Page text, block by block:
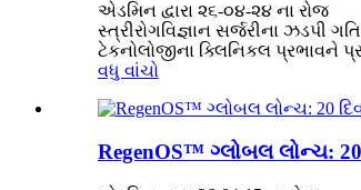
એડમિન દ્વારા ૨૬-૦૪-૨૪ ના રોજ
સ્ત્રીરોગવિજ્ઞાન સર્જરીના ઝડપી
ટેકનોલોજીના ક્લિનિકલ
વધુ વાંચો
RegenOS™ ગ્લોબલ લોન્ચ: